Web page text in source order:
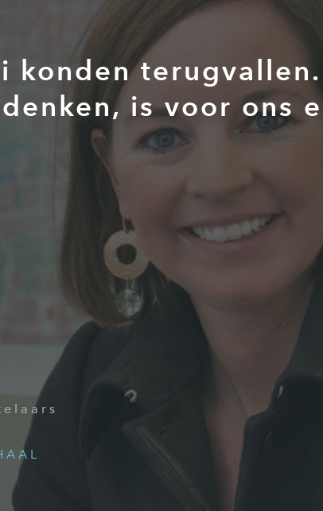
konden
is voor ons